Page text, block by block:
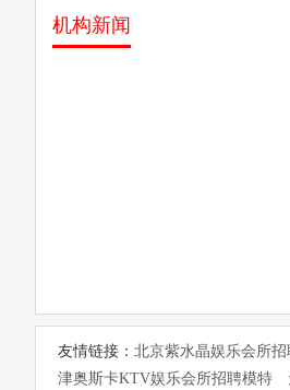
机构新闻
友情链接： 北京紫水晶娱乐会所招
津奥斯卡KTV娱乐会所招聘模特